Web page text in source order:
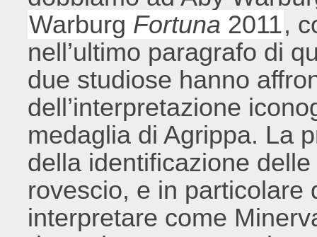
Warburg Fortuna 2011,
nell’ultimo paragrafo di
due studiose hanno
dell’interpretazione
medaglia di Agrippa. La
della identificazione
rovescio, e in particolare
interpretare come